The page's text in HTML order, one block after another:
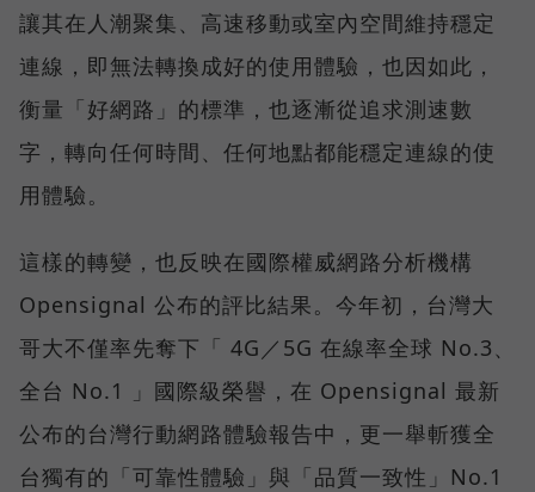
讓其在人潮聚集、高速移動或室內空間維持穩定
連線，即無法轉換成好的使用體驗，也因如此，
衡量「好網路」的標準，也逐漸從追求測速數
字，轉向任何時間、任何地點都能穩定連線的使
用體驗。
這樣的轉變，也反映在國際權威網路分析機構
Opensignal 公布的評比結果。今年初，台灣大
哥大不僅率先奪下「 4G／5G 在線率全球 No.3、
全台 No.1 」國際級榮譽，在 Opensignal 最新
公布的台灣行動網路體驗報告中，更一舉斬獲全
台獨有的「可靠性體驗」與「品質一致性」No.1